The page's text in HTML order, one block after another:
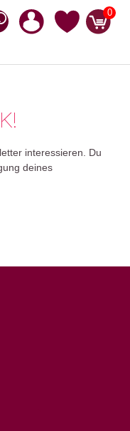
0
interessieren. Du
deines